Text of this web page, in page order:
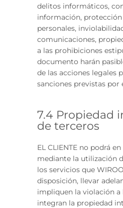
delitos informáticos,
información,
personales,
comunicaciones,
a las prohibiciones
documento harán
de las acciones legales
sanciones previstas por
7.4 Propiedad
de terceros
EL CLIENTE no podrá
mediante la utilización
los servicios que
disposición, llevar
impliquen la violación a
integran la propiedad